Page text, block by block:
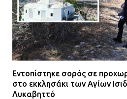
Εντοπίστηκε σορός σε
στο εκκλησάκι των Αγίων
Λυκαβηττό